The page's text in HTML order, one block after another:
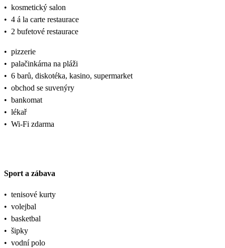
• kosmetický salon
• 4 á la carte restaurace
• 2 bufetové restaurace
• pizzerie
• palačinkárna na pláži
• 6 barů, diskotéka, kasino, supermarket
• obchod se suvenýry
• bankomat
• lékař
• Wi-Fi zdarma
Sport a zábava
• tenisové kurty
• volejbal
• basketbal
• šipky
• vodní polo